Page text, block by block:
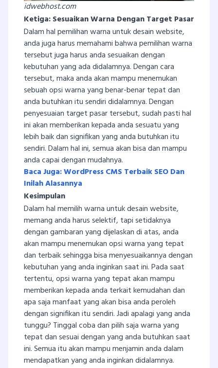
idwebhost.com
Ketiga: Sesuaikan Warna Dengan Target Pasar
Dalam hal pemilihan warna untuk desain website,
anda juga harus memahami bahwa pemilihan warna
tersebut juga harus anda sesuaikan dengan
kebutuhan yang ada didalamnya. Dengan cara
tersebut, maka anda akan mampu menemukan
sebuah opsi warna yang benar-benar tepat dan
anda butuhkan itu sendiri didalamnya. Dengan
penyesuaian target pasar tersebut, sudah pasti hal
ini akan memberikan kepada anda sesuatu yang
lebih baik dan signifikan yang anda butuhkan itu
sendiri. Dalam hal ini, semua akan bisa dan mampu
anda capai dengan mudahnya.
Baca Juga: WordPress CMS Terbaik SEO Dan
Inilah Alasannya
Kesimpulan
Dalam hal memilih warna untuk desain website,
memang anda harus selektif, tapi setidaknya
dengan gambaran yang dijelaskan di atas, anda
akan mampu menemukan opsi warna yang tepat
dan terbaik sehingga bisa menyesuaikannya dengan
kebutuhan yang anda inginkan saat ini. Pada saat
tertentu, opsi warna yang tepat akan mampu
memberikan kepada anda terkait kemudahan dan
apa saja manfaat yang akan bisa anda peroleh
dengan signifikan itu sendiri. Jadi apalagi yang anda
tunggu? Tinggal coba dan pilih saja warna yang
tepat dan sesuai dengan yang anda butuhkan saat
ini. Semua itu akan mampu menjamin anda dalam
mendapatkan yang anda inginkan didalamnya.